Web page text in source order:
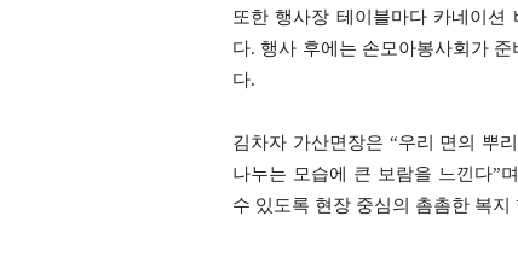
또한 행사장 테이블마다 카네이션
다. 행사 후에는 손모아봉사회가
다.
김차자 가산면장은 “우리 면의 뿌
나누는 모습에 큰 보람을 느낀다”
수 있도록 현장 중심의 촘촘한 복